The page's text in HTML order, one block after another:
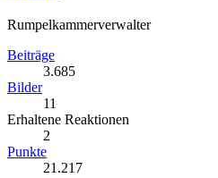
Rumpelkammerverwalter
Beiträge
3.685
Bilder
11
Erhaltene Reaktionen
2
Punkte
21.217